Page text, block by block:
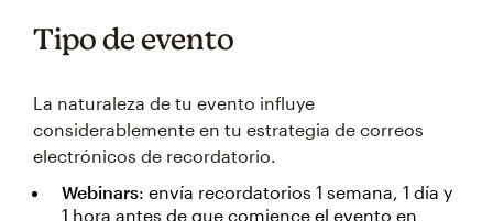
Tipo de evento
La naturaleza de tu evento influye
considerablemente en tu estrategia de correos
electrónicos de recordatorio.
Webinars: envía recordatorios 1 semana, 1 día y
1 hora antes de que comience el evento en